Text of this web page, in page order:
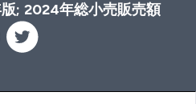
; 2024年総小売販売額